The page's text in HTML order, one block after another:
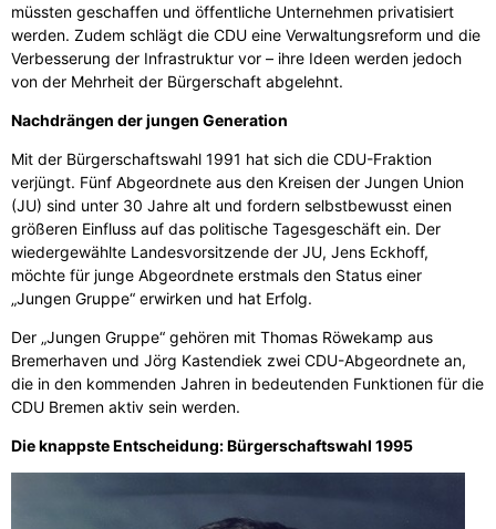
müssten geschaffen und öffentliche Unternehmen privatisiert
werden. Zudem schlägt die CDU eine Verwaltungsreform und die
Verbesserung der Infrastruktur vor – ihre Ideen werden jedoch
von der Mehrheit der Bürgerschaft abgelehnt.
Nachdrängen der jungen Generation
Mit der Bürgerschaftswahl 1991 hat sich die CDU-Fraktion
verjüngt. Fünf Abgeordnete aus den Kreisen der Jungen Union
(JU) sind unter 30 Jahre alt und fordern selbstbewusst einen
größeren Einfluss auf das politische Tagesgeschäft ein. Der
wiedergewählte Landesvorsitzende der JU, Jens Eckhoff,
möchte für junge Abgeordnete erstmals den Status einer
„Jungen Gruppe“ erwirken und hat Erfolg.
Der „Jungen Gruppe“ gehören mit Thomas Röwekamp aus
Bremerhaven und Jörg Kastendiek zwei CDU-Abgeordnete an,
die in den kommenden Jahren in bedeutenden Funktionen für die
CDU Bremen aktiv sein werden.
Die knappste Entscheidung: Bürgerschaftswahl 1995